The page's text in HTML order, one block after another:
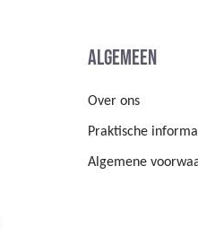
Algemeen
Over ons
Praktische
Algemene